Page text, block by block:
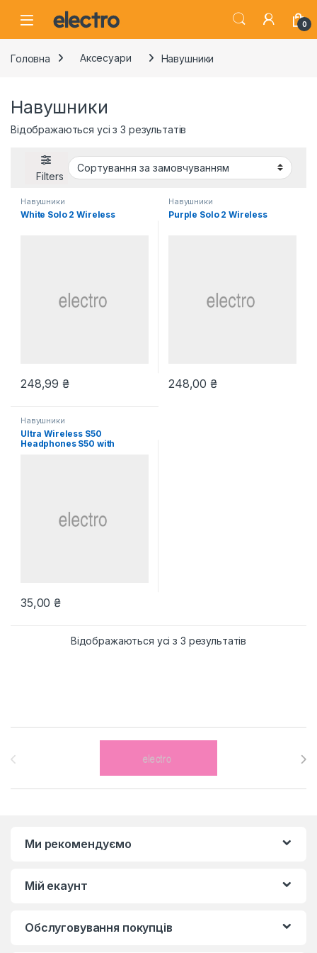
0
Головна Аксесуари Навушники
Навушники
Відображаються усі з 3 результатів
Filters
Навушники
White Solo 2 Wireless
248,99₴
Навушники
Purple Solo 2 Wireless
248,00₴
Навушники
Ultra Wireless S50
Headphones S50 with
35,00₴
Відображаються усі з 3 результатів
Brands Carousel
Ми рекомендуємо
Мій екаунт
Обслуговування покупців